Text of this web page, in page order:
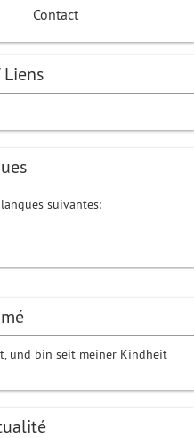
Contact
und bin seit meiner Kindheit
suivantes: